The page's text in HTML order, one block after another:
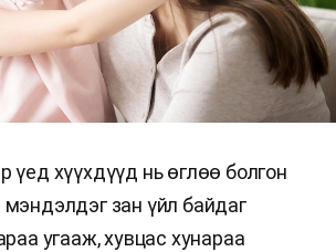
үед хүүхдүүд нь өглөө болгон
зан үйл байдаг
угааж, хувцас хунараа